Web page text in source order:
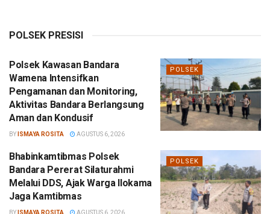
POLSEK PRESISI
POLSEK
Polsek Kawasan Bandara
Wamena Intensifkan
Pengamanan dan Monitoring,
Aktivitas Bandara Berlangsung
Aman dan Kondusif
BY ISMAYA ROSITA AGUSTUS 6, 2026
POLSEK
Bhabinkamtibmas Polsek
Bandara Pererat Silaturahmi
Melalui DDS, Ajak Warga Ilokama
Jaga Kamtibmas
BY ISMAYA ROSITA AGUSTUS 6, 2026